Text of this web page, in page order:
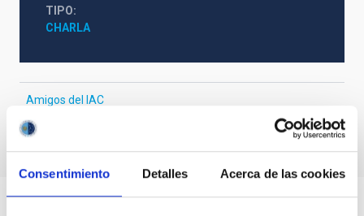
Consentimiento Detalles Acerca de las cookies
TIPO
CHARLA
Amigos del IAC